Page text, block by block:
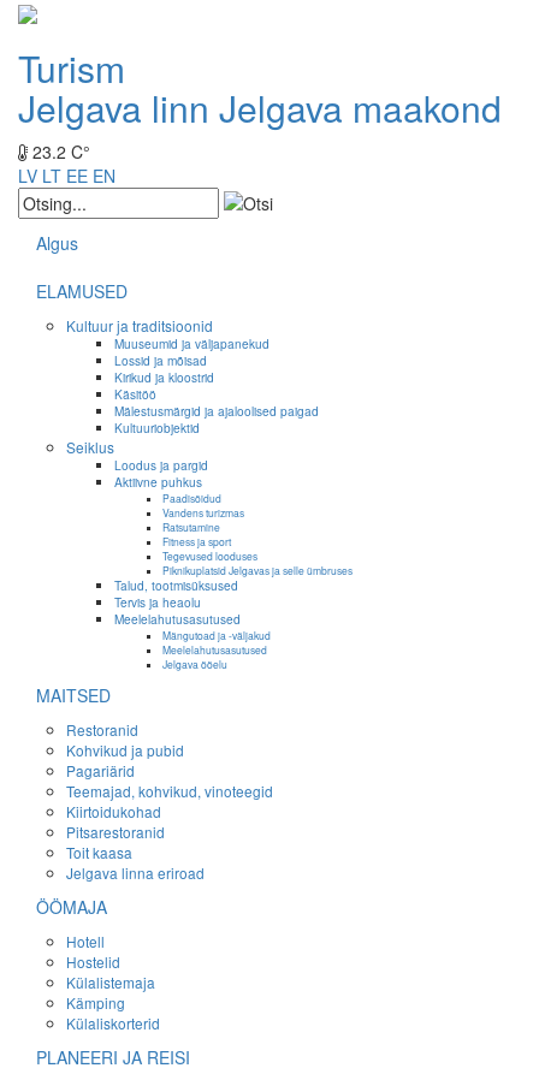
Turism
Jelgava linn Jelgava maakond
23.2 C°
LV LT EE EN
Algus
ELAMUSED
Kultuur ja traditsioonid
Muuseumid ja väljapanekud
Lossid ja mõisad
Kirikud ja kloostrid
Käsitöö
Mälestusmärgid ja ajaloolised paigad
Kultuuriobjektid
Seiklus
Loodus ja pargid
Aktiivne puhkus
Paadisõidud
Vandens turizmas
Ratsutamine
Fitness ja sport
Tegevused looduses
Piknikuplatsid Jelgavas ja selle ümbruses
Talud, tootmisüksused
Tervis ja heaolu
Meelelahutusasutused
Mängutoad ja -väljakud
Meelelahutusasutused
Jelgava ööelu
MAITSED
Restoranid
Kohvikud ja pubid
Pagariärid
Teemajad, kohvikud, vinoteegid
Kiirtoidukohad
Pitsarestoranid
Toit kaasa
Jelgava linna eriroad
ÖÖMAJA
Hotell
Hostelid
Külalistemaja
Kämping
Külaliskorterid
PLANEERI JA REISI